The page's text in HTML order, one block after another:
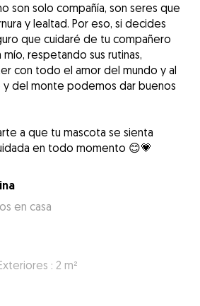
son solo compañía, son seres que
y lealtad. Por eso, si decides
que cuidaré de tu compañero
respetando sus rutinas,
con todo el amor del mundo y al
del monte podemos dar buenos
a que tu mascota se sienta
en todo momento 😊💗
en casa
: 2 m²